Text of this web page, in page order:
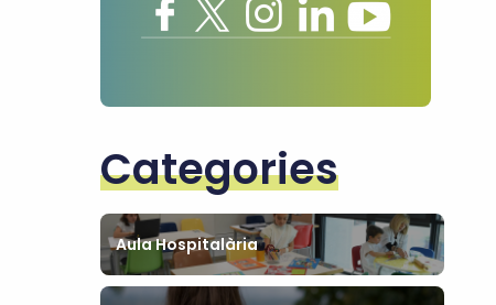
Categories
Aula Hospitalària